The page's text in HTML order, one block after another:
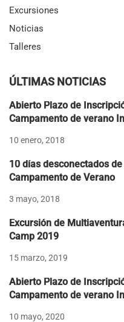
Excursiones
Noticias
Talleres
ÚLTIMAS NOTICIAS
Abierto Plazo de
Campamento de verano
10 enero, 2018
10 días desconectados
Campamento de Verano
3 mayo, 2018
Excursión de
Camp 2019
15 marzo, 2019
Abierto Plazo de
Campamento de verano
10 mayo, 2020